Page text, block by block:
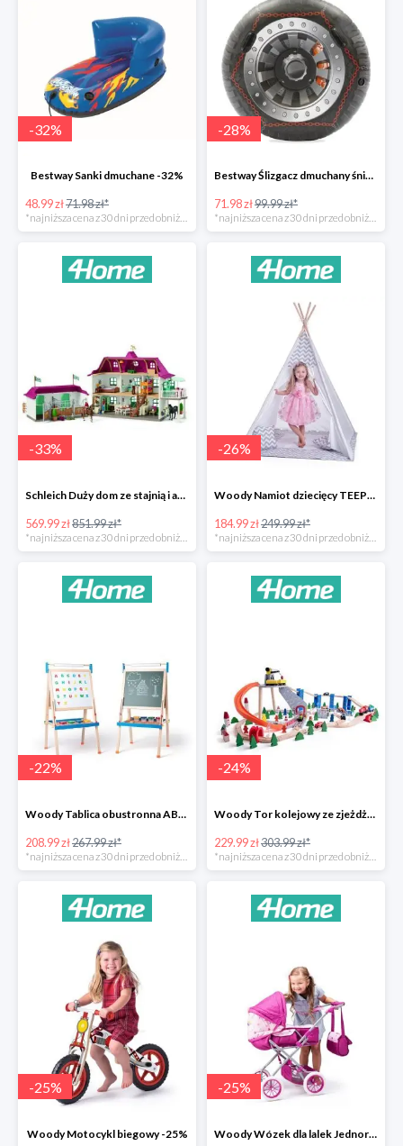
-32%
Bestway Sanki dmuchane -32%
48.99 zł71.98 zł*
*najniższa cena z 30 dni przed obniżką
-28%
Bestway Ślizgacz dmuchany śniegowy H2OGO -28%
71.98 zł99.99 zł*
*najniższa cena z 30 dni przed obniżką
-33%
Schleich Duży dom ze stajnią i akcesoriami -33%
569.99 zł851.99 zł*
-26%
Woody Namiot dziecięcy TEEPEE -26%
184.99 zł249.99 zł*
-22%
Woody Tablica obustronna ABC -22%
208.99 zł267.99 zł*
*najniższa cena z 30 dni przed obniżką
-24%
Woody Tor kolejowy ze zjeżdżalnią i żurawiem -24%
229.99 zł303.99 zł*
*najniższa cena z 30 dni przed obniżką
-25%
Woody Motocykl biegowy -25%
-25%
Woody Wózek dla lalek Jednorożec -25%